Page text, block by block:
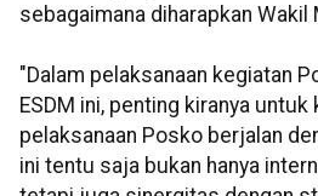
sebagaimana diharapkan Wakil
"Dalam pelaksanaan kegiatan
ESDM ini, penting kiranya
pelaksanaan Posko berjalan
ini tentu saja bukan hanya